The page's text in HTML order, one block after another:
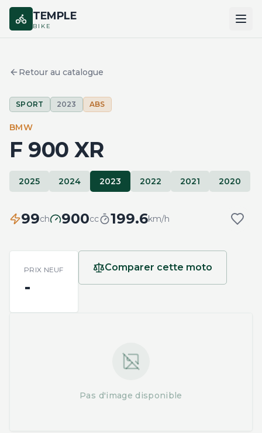
TEMPLE
BIKE
MARQUES
COMPARER
Retour au catalogue
SPORT 2023 ABS
BMW
F 900 XR
2025 2024 2023 2022 2021 2020
99ch 900cc 199.6km/h
PRIX NEUF
-
Comparer cette moto
Pas d'image disponible